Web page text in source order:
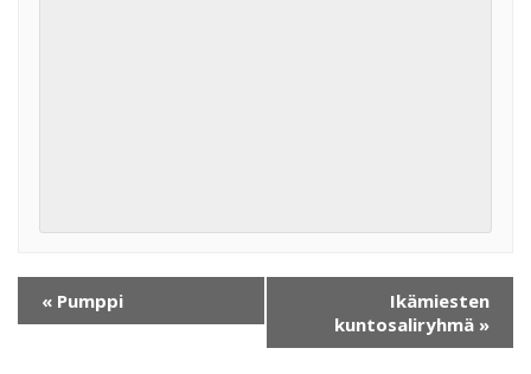
« Pumppi
Ikämiesten
kuntosaliryhmä »